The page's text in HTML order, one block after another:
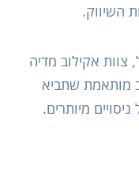
השיווק.
אקילוב מדיה
מותאמת שתביא
מיותרים.